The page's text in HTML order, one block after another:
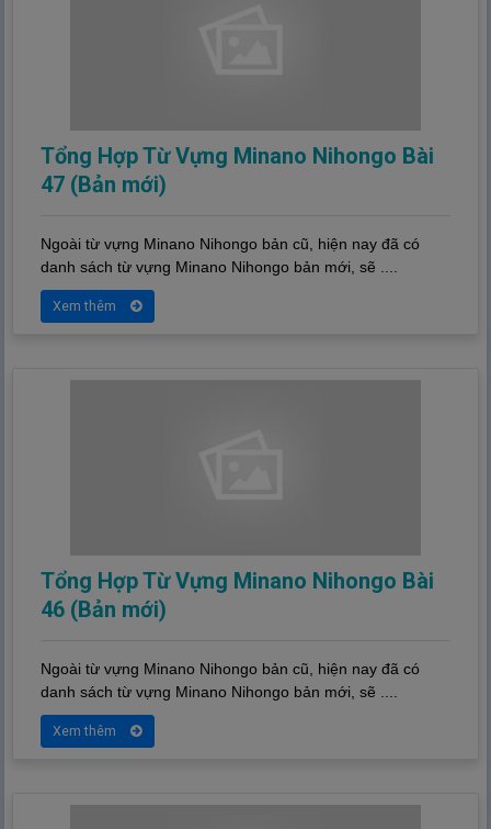
Tổng Hợp Từ Vựng Minano Nihongo Bài
47 (Bản mới)
Ngoài từ vựng Minano Nihongo bản cũ, hiện nay đã có
danh sách từ vựng Minano Nihongo bản mới, sẽ ....
Xem thêm
Tổng Hợp Từ Vựng Minano Nihongo Bài
46 (Bản mới)
Ngoài từ vựng Minano Nihongo bản cũ, hiện nay đã có
danh sách từ vựng Minano Nihongo bản mới, sẽ ....
Xem thêm